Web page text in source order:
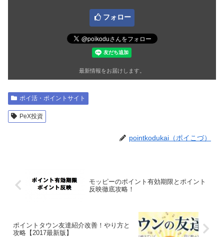
フォロー
最新情報をお届けします。
ポイ活・ポイントサイト
PeX投資
pointkodukai（ポイこづ）
モッピーのポイント有効期限とポイント
反映徹底攻略！
ポイントタウン友達紹介改善！やり方と
攻略【2017最新版】